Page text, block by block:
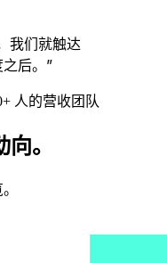
我们就触达
后。”
人的营收团队
。